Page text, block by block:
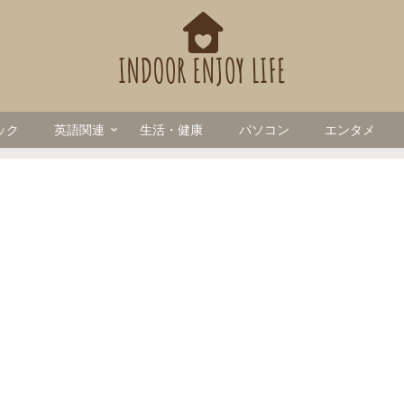
ク 英語関連 生活・健康 パソコン エンタメ